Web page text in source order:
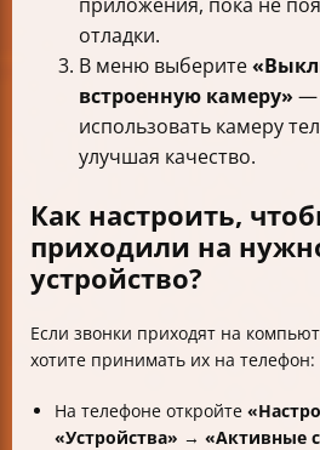
отладки.
В меню выберите
встроенную камеру» —
использовать камеру
улучшая качество.
Как настроить,
приходили на
устройство?
Если звонки приходят на
хотите принимать их на телефон:
На телефоне откройте
«Устройства» → «Активные